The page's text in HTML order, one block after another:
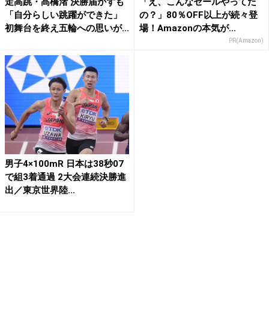
「自分らしい跳躍ができた」
初舞台を終え五輪への思いが...
の？」80％OFF以上が続々登
場！Amazonの本気が...
PR(Amazon)
男子4×100mR 日本は38秒07
で組3着通過 2大会連続決勝進
出／東京世界陸...